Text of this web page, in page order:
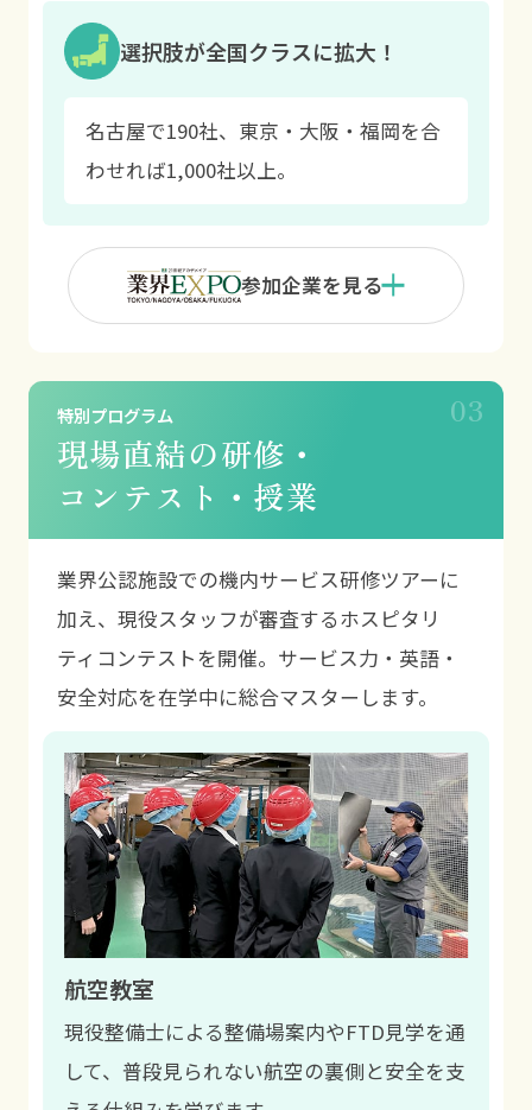
選択肢が全国クラスに拡大！
名古屋で190社、東京・大阪・福岡を合
わせれば1,000社以上。
参加企業を見る
現場直結の研修・
コンテスト・授業
業界公認施設での機内サービス研修ツアーに
加え、現役スタッフが審査するホスピタリ
ティコンテストを開催。サービス力・英語・
安全対応を在学中に総合マスターします。
航空教室
現役整備士による整備場案内やFTD見学を通
して、普段見られない航空の裏側と安全を支